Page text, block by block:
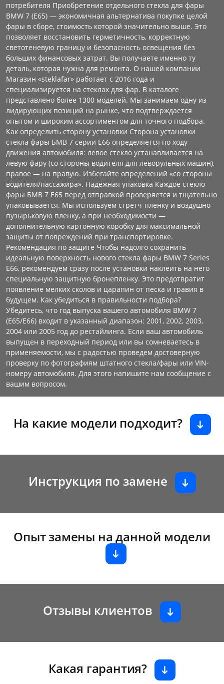
потребителя Приобретение отдельного стекла для фары
BMW 7 (E65) — экономичная альтернатива покупке целой
фары в сборе, стоимость которой значительно выше. Это
позволяет восстановить герметичность, корректную
светотеневую границу и безопасность освещения без
больших финансовых затрат. Вы получаете именно ту
деталь, которая нужна для ремонта. О нашей компании
Магазин «steklafar» работает с 2016 года и
специализируется на стеклах для фар. В каталоге
представлено более 1300 моделей. Мы занимаем одну из
лидирующих позиций на рынке, что подтверждается
опытом и широким ассортиментом для точного подбора.
Как определить сторону установки Сторона установки
стекла фары БМВ 7 серии E66 определяется по ходу
движения автомобиля: левое стекло устанавливается на
левую фару (со стороны водителя для леворульных машин),
правое — на правую. Избегайте определений «со стороны
водителя/пассажира». Надежная упаковка Каждое стекло
фары БМВ 7 E65 перед отправкой проверяется и тщательно
упаковывается. Мы используем стретч-пленку и воздушно-
пузырьковую пленку, а при необходимости —
дополнительную картонную коробку для максимальной
защиты от повреждений при транспортировке.
Рекомендация по защите Чтобы надолго сохранить
идеальную поверхность нового стекла фары BMW 7 Series
E66, рекомендуем сразу после установки наклеить на него
специальную защитную бронепленку. Это предотвратит
появление мелких сколов и царапин от песка и гравия в
будущем. Как убедиться в правильности подбора?
Убедитесь, что год выпуска вашего автомобиля BMW 7
(E65/E66) входит в указанный диапазон: 2001, 2002, 2003,
2004 или 2005 год до рестайлинга. Если ваш автомобиль
выпущен в переходный период или вы сомневаетесь в
применяемости, мы с радостью проведем достоверную
проверку по фотографиям штатного стекла/фары или VIN-
номеру автомобиля. Для этого напишите нам сообщение с
вашим вопросом.
На какие модели подходит?
Инструкция по замене
Опыт замены на данной модели
Отзывы клиентов
Какая гарантия?